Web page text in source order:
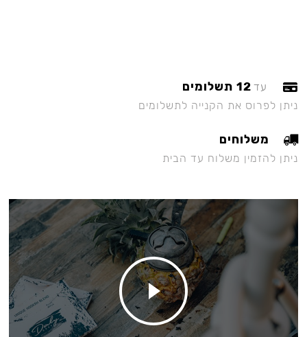
עד 12 תשלומים
ניתן לפרוס את הקנייה לתשלומים
משלוחים
ניתן להזמין משלוח עד הבית